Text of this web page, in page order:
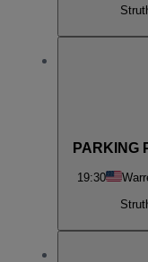
PARKING
19:30